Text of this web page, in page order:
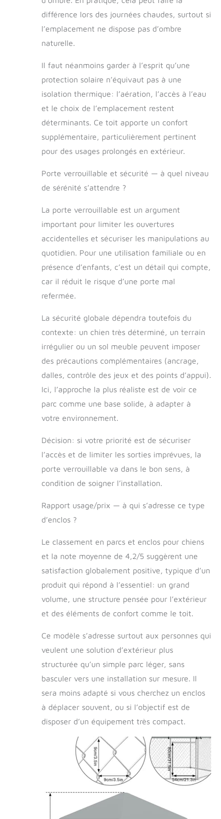
permet au chien
de se déplacer, de
jouer et de se
reposer librement
assurant la
ventilation
différence lors des journées chaudes, surtout si
l’emplacement ne dispose pas d’ombre
naturelle.
Il faut néanmoins garder à l’esprit qu’une
protection solaire n’équivaut pas à une
isolation thermique: l’aération, l’accès à l’eau
et le choix de l’emplacement restent
déterminants. Ce toit apporte un confort
supplémentaire, particulièrement pertinent
pour des usages prolongés en extérieur.
Porte verrouillable et sécurité — à quel niveau
de sérénité s’attendre ?
La porte verrouillable est un argument
important pour limiter les ouvertures
accidentelles et sécuriser les manipulations au
quotidien. Pour une utilisation familiale ou en
présence d’enfants, c’est un détail qui compte,
car il réduit le risque d’une porte mal
refermée.
La sécurité globale dépendra toutefois du
contexte: un chien très déterminé, un terrain
irrégulier ou un sol meuble peuvent imposer
des précautions complémentaires (ancrage,
dalles, contrôle des jeux et des points d’appui).
Ici, l’approche la plus réaliste est de voir ce
parc comme une base solide, à adapter à
votre environnement.
Décision: si votre priorité est de sécuriser
l’accès et de limiter les sorties imprévues, la
porte verrouillable va dans le bon sens, à
condition de soigner l’installation.
Rapport usage/prix — à qui s’adresse ce type
d’enclos ?
Le classement en parcs et enclos pour chiens
et la note moyenne de 4,2/5 suggèrent une
satisfaction globalement positive, typique d’un
produit qui répond à l’essentiel: un grand
volume, une structure pensée pour l’extérieur
et des éléments de confort comme le toit.
Ce modèle s’adresse surtout aux personnes qui
veulent une solution d’extérieur plus
structurée qu’un simple parc léger, sans
basculer vers une installation sur mesure. Il
sera moins adapté si vous cherchez un enclos
à déplacer souvent, ou si l’objectif est de
disposer d’un équipement très compact.